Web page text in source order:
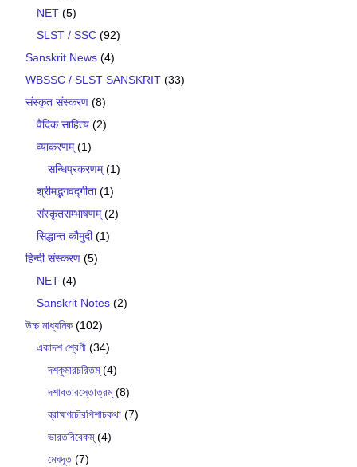
NET (5)
SLST / SSC (92)
Sanskrit News (4)
WBSSC / SLST SANSKRIT (33)
संस्कृत संस्करण (8)
वैदिक साहित्य (2)
व्याकरणम्(1)
सन्धिप्रकरणम्(1)
श्रीमद्भगवद्गीता(1)
संस्कृतसम्भाषणम्(2)
सिद्धान्त कौमुदी(1)
हिन्दी संस्करण (5)
NET (4)
Sanskrit Notes (2)
উচ্চ মাধ্যমিক (102)
একাদশ শ্রেণী (34)
দশকুমারচরিতম্(4)
দশাবতারস্তোত্রম্(8)
ব্রাহ্মণচৌরপিশাচকথা (7)
ভারতবিবেকম্(4)
মেঘদূত(7)